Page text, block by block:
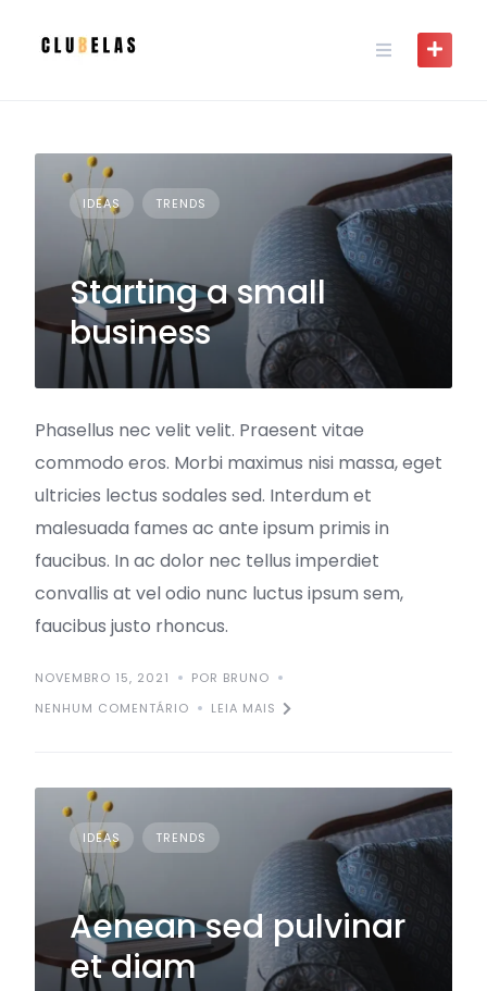
IDEAS TRENDS
Starting a small
business
Phasellus nec velit velit. Praesent vitae
commodo eros. Morbi maximus nisi massa, eget
ultricies lectus sodales sed. Interdum et
malesuada fames ac ante ipsum primis in
faucibus. In ac dolor nec tellus imperdiet
convallis at vel odio nunc luctus ipsum sem,
faucibus justo rhoncus.
NOVEMBRO 15, 2021
POR BRUNO
NENHUM COMENTÁRIO
LEIA MAIS
IDEAS TRENDS
Aenean sed pulvinar
et diam